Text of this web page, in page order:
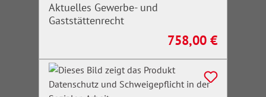
Aktuelles Gewerbe- und
Gaststättenrecht
Regulärer Preis:
758,00 €